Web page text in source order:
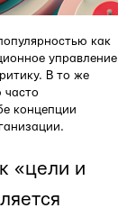
как
управление
В то же
часто
концепции
«цели и